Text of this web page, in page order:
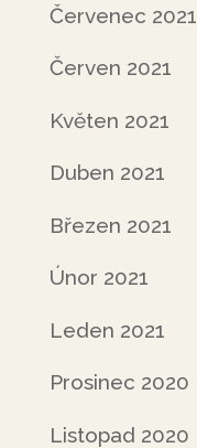
Červenec 2021
Červen 2021
Květen 2021
Duben 2021
Březen 2021
Únor 2021
Leden 2021
Prosinec 2020
Listopad 2020